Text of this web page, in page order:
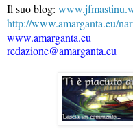
Il suo blog:
http://www.amarganta.eu/
www.amarganta.eu
redazione@amarganta.eu